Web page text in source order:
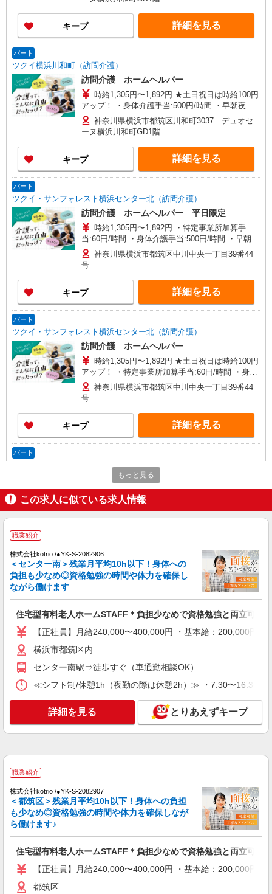
（時給）を支給 ・土日祝日手当:100円/時間含む
※給与幅は資格・経験等による
キープ 詳細を見る
パート
ツクイ横浜川和町（訪問介護）
訪問介護 ホームヘルパー
時給1,305円〜1,892円 ★土日祝日は時給100円
アップ！ ・身体介護手当:500円/時間 ・早朝夜間
深夜手当:300円/時間 （18:00〜翌07:59の時間
帯） ・ICT手当:2,000円/月 ・深夜割増は別途支給
・ケア→ケアの移動時間も賃金（時給）を支給 ※
給与幅は資格・経験等による
神奈川県横浜市都筑区川和町3037 デュオセ
ーヌ横浜川和町GD1階
キープ 詳細を見る
パート
ツクイ・サンフォレスト横浜センター北（訪問介護）
訪問介護 ホームヘルパー 平日限定
時給1,305円〜1,892円 ・特定事業所加算手
当:60円/時間 ・身体介護手当:500円/時間 ・早朝夜
間深夜手当:300円/時間 （18:00〜翌07:59の時間
帯） ・ICT手当:2,000円/月 ・深夜割増は別途支給
・ケア→ケアの移動時間も賃金（時給）を支給 ※
給与幅は資格・経験等による
神奈川県横浜市都筑区中川中央一丁目39番44
号
キープ 詳細を見る
パート
ツクイ・サンフォレスト横浜センター北（訪問介護）
訪問介護 ホームヘルパー
時給1,305円〜1,892円 ★土日祝日は時給100円
アップ！ ・特定事業所加算手当:60円/時間 ・身体
介護手当:500円/時間 ・早朝夜間深夜手当:300円/
時間 （18:00〜翌07:59の時間帯） ・ICT手
当:2,000円/月 ・深夜割増は別途支給 ・ケア→ケ
アの移動時間も賃金（時給）を支給 ※給与幅は資
格・経験等による
神奈川県横浜市都筑区中川中央一丁目39番44
号
キープ 詳細を見る
パート
ツクイ・サンフォレスト横浜センター北（サービス付き高齢者向け住
サ高住 ホームヘルパー兼施設内補助スタッフ
時給1,305円〜1,892円 ★土日祝日は時給100円
アップ！ ・ICT手当:2,000円/月 ・特定事業所加算
キープ 詳細を見る
株式会社kotrio /●YK-S-2082906
資格勉強と両立可♪
給：200,000円〜220,000円 ・資格手当：10,000〜
30,000円 ・役職手当：10,000〜70,000円 ・処遇改
善手当：20,000〜60,000円（勤続年数、保有資格
間） ※固定残業時間を超過する場合には超過勤務
手当として別途支給 ・夜勤手当：10,000円/1回
（上記給与とは別に支給） 下記資格をお持ちの方
詳細を見る
住宅型有料老人ホームSTAFF＊負担少なめで
給：200,000円〜220,000円 ・資格手当：10,000〜
30,000円 ・役職手当：10,000〜70,000円 ・処遇改
善手当：20,000〜60,000円（勤続年数、保有資格
により変動） ・固定残業手当：20,000円（10時
間） ※固定残業時間を超過する場合には超過勤務
手当として別途支給 ・夜勤手当：10,000円/1回
歓迎 ・認知症介護基礎研修 ・初任者研修 ・実務
都筑区
キープ 詳細を見る
派遣社員
株式会社kotrio /●YK-H-2100596
もっと見る
この求人に似ている求人情報
職業紹介
株式会社kotrio /●YK-S-2082906
＜センター南＞残業月平均10h以下！身体への
負担も少なめ◎資格勉強の時間や体力を確保し
ながら働けます
住宅型有料老人ホームSTAFF＊負担少なめで資格勉強と両立可♪
【正社員】月給240,000〜400,000円 ・基本給：200,000円
横浜市都筑区内
センター南駅⇒徒歩すぐ（車通勤相談OK）
≪シフト制/休憩1h（夜勤の際は休憩2h）≫ ・7:30〜16:30
詳細を見る とりあえずキープ
職業紹介
株式会社kotrio /●YK-S-2082907
＜都筑区＞残業月平均10h以下！身体への負担
も少なめ◎資格勉強の時間や体力を確保しなが
ら働けます♪
住宅型有料老人ホームSTAFF＊負担少なめで資格勉強と両立可♪
【正社員】月給240,000〜400,000円 ・基本給：200,000円
都筑区